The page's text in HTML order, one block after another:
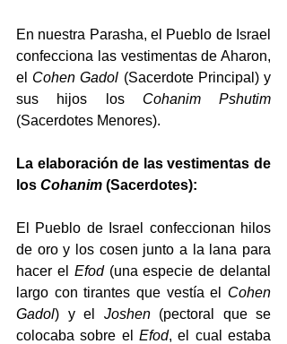
En nuestra Parasha, el Pueblo de Israel
confecciona las vestimentas de Aharon,
el Cohen Gadol (Sacerdote Principal) y
sus hijos los Cohanim Pshutim
(Sacerdotes Menores).
La elaboración de las vestimentas de
los Cohanim (Sacerdotes):
El Pueblo de Israel confeccionan hilos
de oro y los cosen junto a la lana para
hacer el Efod (una especie de delantal
largo con tirantes que vestía el Cohen
Gadol) y el Joshen (pectoral que se
colocaba sobre el Efod, el cual estaba